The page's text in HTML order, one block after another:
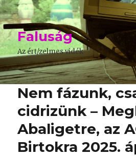
Faluság
Az ért/zelmes vidék
Nem fázunk,
cidrizünk –
Abaligetre, az
Birtokra 2025.